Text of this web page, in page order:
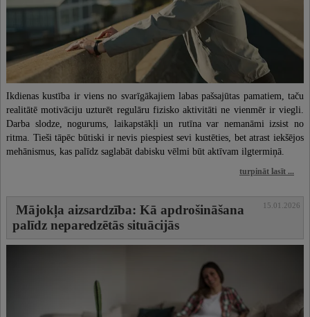
Ikdienas kustība ir viens no svarīgākajiem labas pašsajūtas pamatiem, taču
realitātē motivāciju uzturēt regulāru fizisko aktivitāti ne vienmēr ir viegli.
Darba slodze, nogurums, laikapstākļi un rutīna var nemanāmi izsist no
ritma. Tieši tāpēc būtiski ir nevis piespiest sevi kustēties, bet atrast iekšējos
mehānismus, kas palīdz saglabāt dabisku vēlmi būt aktīvam ilgtermiņā.
turpināt lasīt ...
Mājokļa aizsardzība: Kā apdrošināšana
palīdz neparedzētās situācijās
15.01.2026